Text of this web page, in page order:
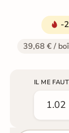
-
39,68 € /
IL ME FAUT